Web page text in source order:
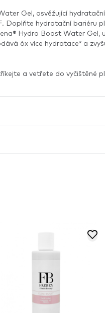
Gel, osvěžující
Doplňte hydratační bariéru
Hydro Boost Water Gel,
6x více hydratace* a
a vetřete do vyčištěné